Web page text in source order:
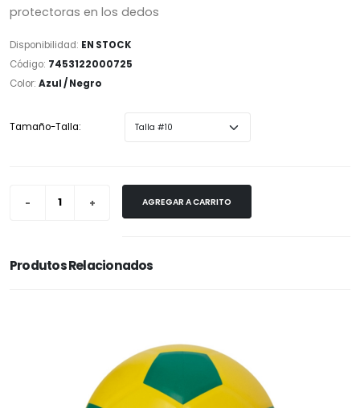
protectoras en los dedos
Disponibilidad: EN STOCK
Código: 7453122000725
Color: Azul / Negro
Tamaño-Talla:
AGREGAR A CARRITO
Produtos Relacionados